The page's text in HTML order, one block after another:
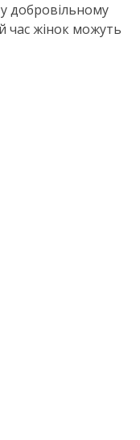
добровільному
час жінок можуть